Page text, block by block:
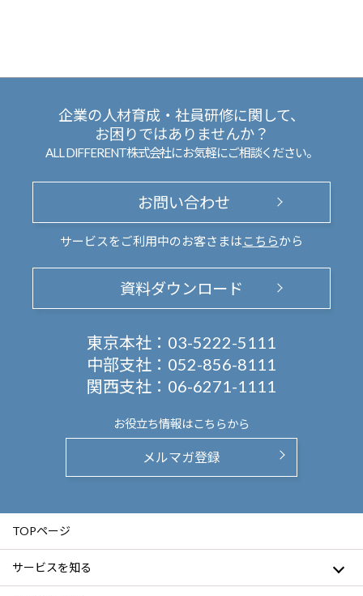
企業の人材育成・社員研修に関して、
お困りではありませんか？
ALL DIFFERENT株式会社にお気軽にご相談ください。
お問い合わせ
サービスをご利用中のお客さまは こちらから
資料ダウンロード
東京本社： 03-5222-5111
中部支社： 052-856-8111
関西支社： 06-6271-1111
お役立ち情報はこちらから
メルマガ登録
TOPページ
サービスを知る